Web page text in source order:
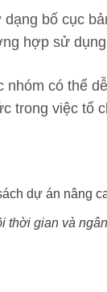
dạng bố cục
hợp sử
có thể
trong việc tổ
thời gian và